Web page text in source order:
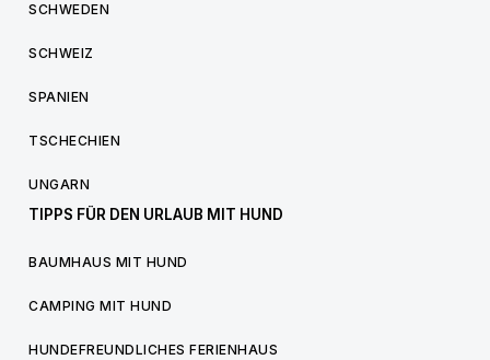
SCHWEDEN
SCHWEIZ
SPANIEN
TSCHECHIEN
UNGARN
TIPPS FÜR DEN URLAUB MIT HUND
BAUMHAUS MIT HUND
CAMPING MIT HUND
HUNDEFREUNDLICHES FERIENHAUS